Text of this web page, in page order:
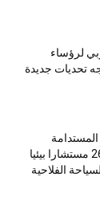
لرؤساء
تحديات جديدة
والعادلة “BioTED” يحتفي بتخرج 26 مستشارا بيئيا
الفلاحية